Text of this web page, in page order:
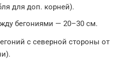
для доп. корней).
бегониями — 20–30 см.
с северной стороны от